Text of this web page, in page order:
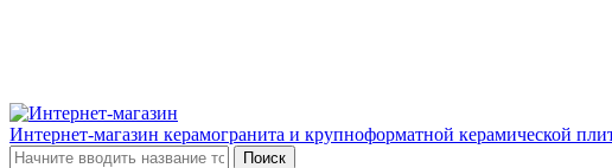
Интернет-магазин керамогранита и крупноформатной керамической
Поиск